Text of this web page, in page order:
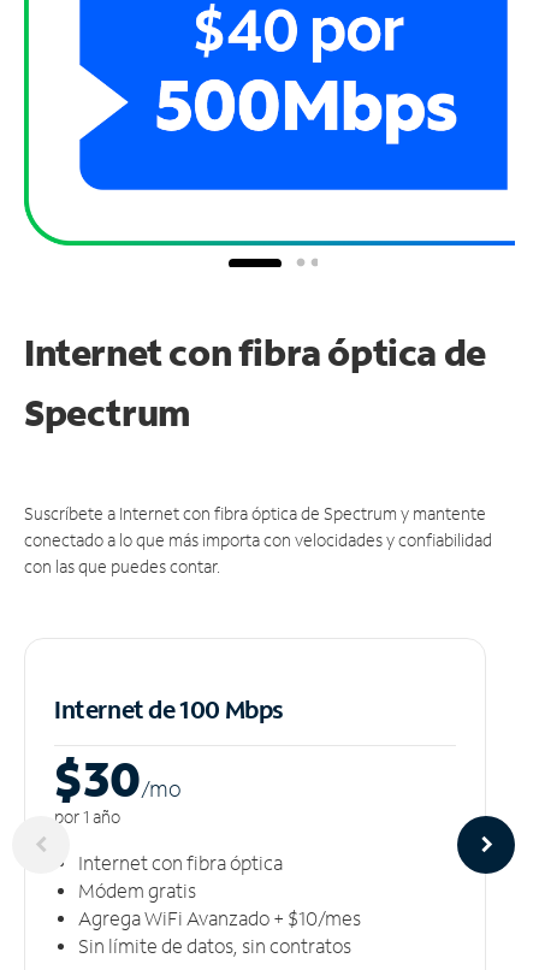
Internet con fibra óptica de
Spectrum
Suscríbete a Internet con fibra óptica de Spectrum y mantente
conectado a lo que más importa con velocidades y confiabilidad
con las que puedes contar.
Internet de 100 Mbps
$30/mo
por 1 año
Internet con fibra óptica
Módem gratis
Agrega WiFi Avanzado + $10/mes
Sin límite de datos, sin contratos